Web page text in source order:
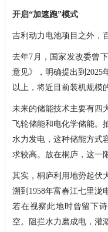
开启“加速跑”模式
吉利动力电池项目之外，
去年7月，国家发改委曾
意见》，明确提出到2025
以上，将近目前装机规模
未来的储能技术主要有四
飞轮储能和电化学储能。
水力发电，这种储能方式
求较高。放在桐庐，这一
其实，桐庐利用地势起伏
溯到1958年富春江七里泷
若在视察此地时曾留下
空。阻拦水力磨成电，灌